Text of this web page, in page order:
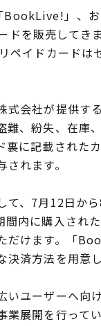
」、
を販売してき
ペイドカード
会社が提供す
難、紛失、在庫
裏に記載された
れます。
、7月12日か
内に購入され
だけます。「
済方法を用意し
ユーザーへ向
展開を行ってい